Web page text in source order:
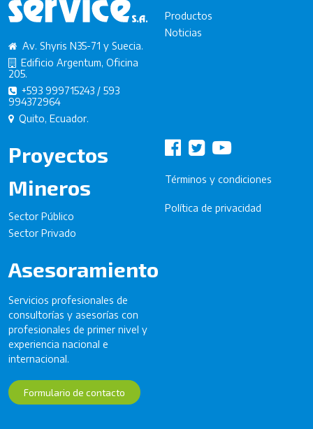
Av. Shyris N35-71 y Suecia.
Edificio Argentum, Oficina
205.
+593 999715243 / 593
994372964
Quito, Ecuador.
Productos
Noticias
Proyectos
Mineros
Sector Público
Sector Privado
Asesoramiento
Servicios profesionales de
consultorías y asesorías con
profesionales de primer nivel y
experiencia nacional e
internacional.
Formulario de contacto
Términos y condiciones
Política de privacidad